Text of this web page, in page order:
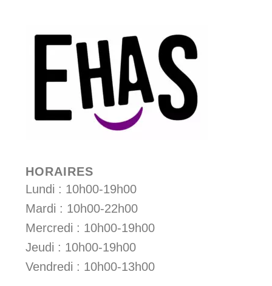
HORAIRES
Lundi : 10h00-19h00
Mardi : 10h00-22h00
Mercredi : 10h00-19h00
Jeudi : 10h00-19h00
Vendredi : 10h00-13h00